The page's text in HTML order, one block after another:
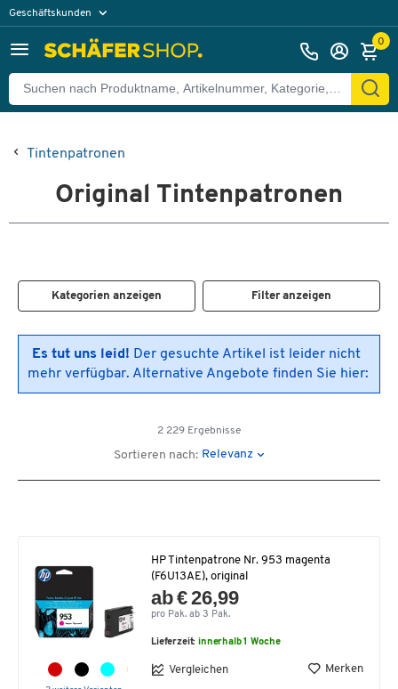
Geschäftskunden
0
Tintenpatronen
Original Tintenpatronen
Kategorien anzeigen Filter anzeigen
Es tut uns leid! Der gesuchte Artikel ist leider nicht
mehr verfügbar. Alternative Angebote finden Sie hier:
2 229 Ergebnisse
Sortieren nach: Relevanz
HP Tintenpatrone Nr. 953 magenta
(F6U13AE), original
ab € 26,99
pro Pak. ab 3 Pak.
Lieferzeit:innerhalb 1 Woche
Vergleichen Merken